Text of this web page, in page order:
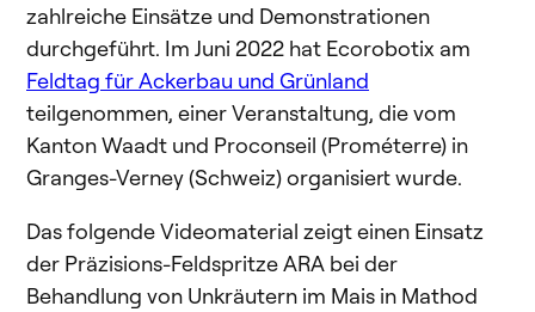
zahlreiche Einsätze und Demonstrationen
durchgeführt. Im Juni 2022 hat Ecorobotix am
Feldtag für Ackerbau und Grünland
teilgenommen, einer Veranstaltung, die vom
Kanton Waadt und Proconseil (Prométerre) in
Granges-Verney (Schweiz) organisiert wurde.
Das folgende Videomaterial zeigt einen Einsatz
der Präzisions-Feldspritze ARA bei der
Behandlung von Unkräutern im Mais in Mathod